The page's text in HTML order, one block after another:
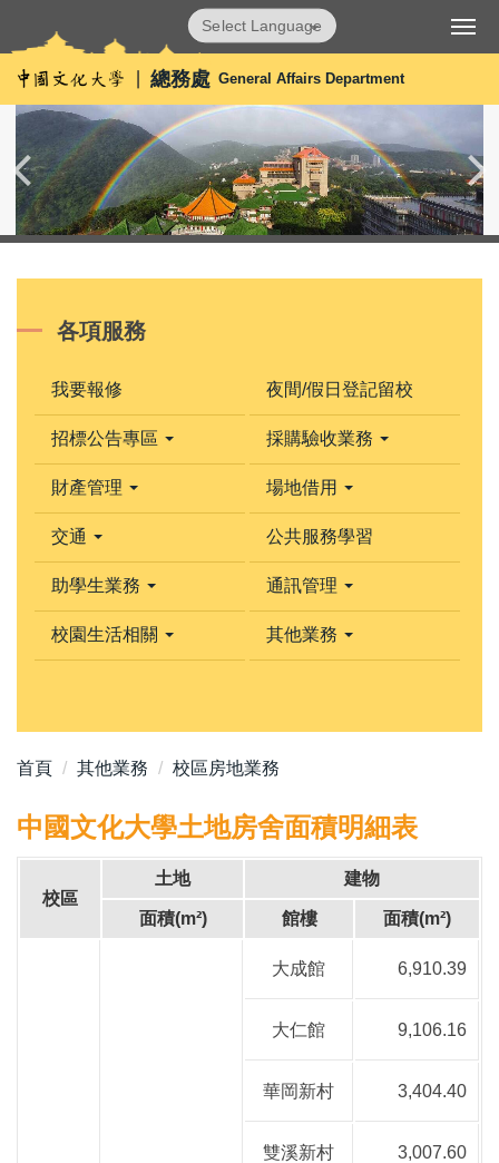
到
主
容
區
總務處 General Affairs Department
Translate
各項服務
我要報修 夜間/假日登記留校
招標公告專區 採購驗收業務
財產管理 場地借用
交通 公共服務學習
助學生業務 通訊管理
校園生活相關 其他業務
首頁 其他業務 校區房地業務
中國文化大學土地房舍面積明細表
校區
土地 建物
面積(m²) 館樓 面積(m²)
大成館 6,910.39
大仁館 9,106.16
華岡新村 3,404.40
雙溪新村 3,007.60